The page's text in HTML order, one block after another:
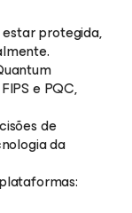
protegida,
e PQC,
de
da